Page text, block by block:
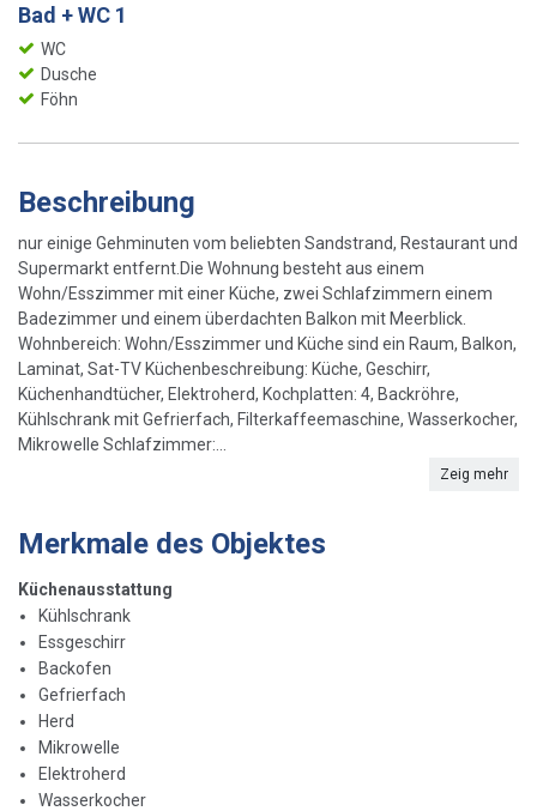
Bad + WC 1
WC
Dusche
Föhn
Beschreibung
nur einige Gehminuten vom beliebten Sandstrand, Restaurant und
Supermarkt entfernt.Die Wohnung besteht aus einem
Wohn/Esszimmer mit einer Küche, zwei Schlafzimmern einem
Badezimmer und einem überdachten Balkon mit Meerblick.
Wohnbereich: Wohn/Esszimmer und Küche sind ein Raum, Balkon,
Laminat, Sat-TV Küchenbeschreibung: Küche, Geschirr,
Küchenhandtücher, Elektroherd, Kochplatten: 4, Backröhre,
Kühlschrank mit Gefrierfach, Filterkaffeemaschine, Wasserkocher,
Mikrowelle Schlafzimmer:...
Zeig mehr
Merkmale des Objektes
Küchenausstattung
Kühlschrank
Essgeschirr
Backofen
Gefrierfach
Herd
Mikrowelle
Elektroherd
Wasserkocher